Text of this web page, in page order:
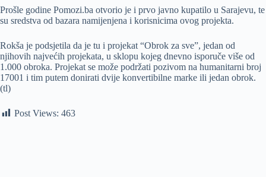
Prošle godine Pomozi.ba otvorio je i prvo javno kupatilo u Sarajevu, te
su sredstva od bazara namijenjena i korisnicima ovog projekta.
Rokša je podsjetila da je tu i projekat “Obrok za sve”, jedan od
njihovih najvećih projekata, u sklopu kojeg dnevno isporuče više od
1.000 obroka. Projekat se može podržati pozivom na humanitarni broj
17001 i tim putem donirati dvije konvertibilne marke ili jedan obrok.
(tl)
Post Views: 463